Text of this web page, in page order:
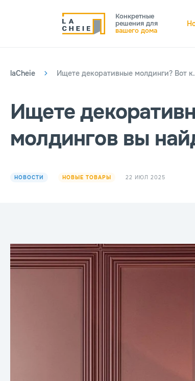
Конкретные
решения для
вашего дома
laCheie Ищете декоративные молдинги? Вот какие виды молдингов вы найдете в магазине Finisaj.md
Ищете
молдингов вы
НОВОСТИ НОВЫЕ ТОВАРЫ 22 ИЮЛ 2025